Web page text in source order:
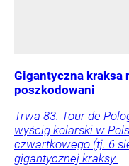
Gigantyczna kraksa
poszkodowani
Trwa 83. Tour de
wyścig kolarski w
czwartkowego (tj. 6
gigantycznej kraksy.